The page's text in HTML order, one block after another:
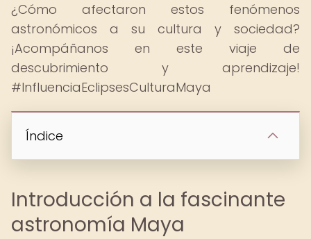
¿Cómo afectaron estos fenómenos
astronómicos a su cultura y sociedad?
¡Acompáñanos en este viaje de
descubrimiento y aprendizaje!
#InfluenciaEclipsesCulturaMaya
Índice
Introducción a la fascinante
astronomía Maya